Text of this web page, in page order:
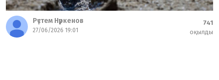
Рүстем Нүркенов
27/06/2026 19:01
741
оқылды